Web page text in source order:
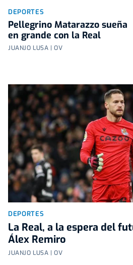
DEPORTES
Pellegrino Matarazzo sueña
en grande con la Real
JUANJO LUSA | OV
DEPORTES
La Real, a la espera del
Álex Remiro
JUANJO LUSA | OV